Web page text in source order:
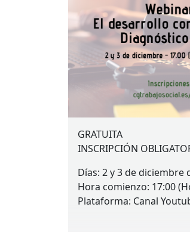
GRATUITA
INSCRIPCIÓN
Días: 2 y 3 de diciembre
Hora comienzo: 17:00
Plataforma: Canal